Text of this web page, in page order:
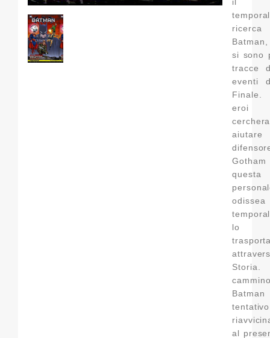
si sono
tracce
eventi
Finale.
eroi
odissea
lo
al